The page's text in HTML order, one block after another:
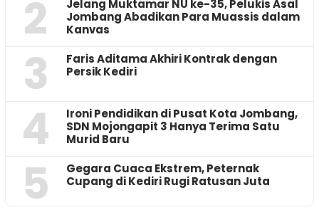
2
Jelang Muktamar NU ke-35, Pelukis Asal
Jombang Abadikan Para Muassis dalam
Kanvas
3
Faris Aditama Akhiri Kontrak dengan
Persik Kediri
4
Ironi Pendidikan di Pusat Kota Jombang,
SDN Mojongapit 3 Hanya Terima Satu
Murid Baru
5
‎Gegara Cuaca Ekstrem, Peternak
Cupang di Kediri Rugi Ratusan Juta